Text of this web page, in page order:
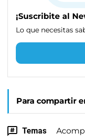
¡Suscribite al
Lo que necesitas
Para compartir
Temas